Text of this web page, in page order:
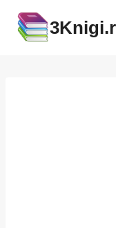
содержимому